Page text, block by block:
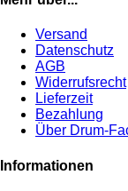
Versand
Datenschutz
AGB
Widerrufsrecht
Lieferzeit
Bezahlung
Über Drum-
Informationen